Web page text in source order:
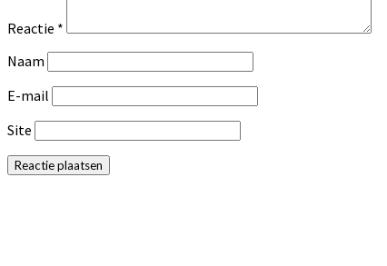
Reactie *
Naam
E-mail
Site